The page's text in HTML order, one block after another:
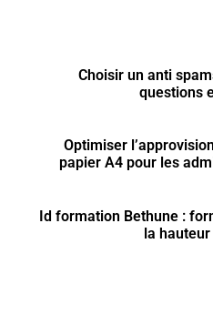
Choisir un anti
questions
Optimiser
papier A4 pour les
Id formation Bethune :
la